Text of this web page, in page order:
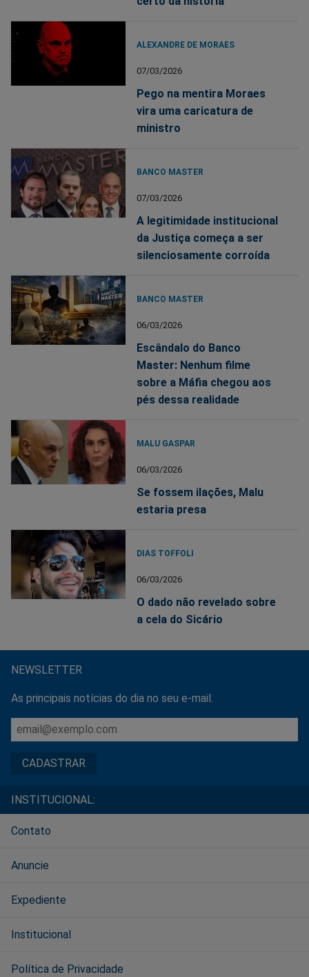
ALEXANDRE DE MORAES
07/03/2026
Pego na mentira Moraes
vira uma caricatura de
ministro
BANCO MASTER
07/03/2026
A legitimidade institucional
da Justiça começa a ser
silenciosamente corroída
BANCO MASTER
06/03/2026
Escândalo do Banco
Master: Nenhum filme
sobre a Máfia chegou aos
pés dessa realidade
MALU GASPAR
06/03/2026
Se fossem ilações, Malu
estaria presa
DIAS TOFFOLI
06/03/2026
O dado não revelado sobre
a cela do Sicário
NEWSLETTER
As principais notícias do dia no seu e-mail.
INSTITUCIONAL:
Contato
Anuncie
Expediente
Institucional
Política de Privacidade